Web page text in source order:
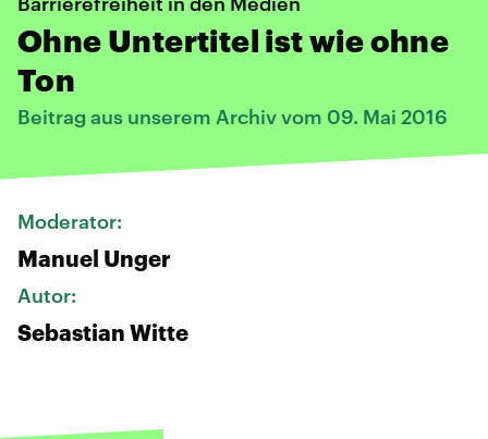
Ohne Untertitel ist wie ohne
Ton
Beitrag aus unserem Archiv vom 09. Mai 2016
Moderator:
Manuel Unger
Autor:
Sebastian Witte